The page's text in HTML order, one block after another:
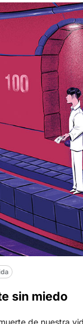
sin miedo
de nuestra